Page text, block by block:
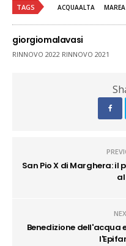
TAGS ACQUAALTA MAREA
giorgiomalavasi
RINNOVO 2022 RINNOVO 2021
San Pio X di Marghera: il
Benedizione dell'acqua